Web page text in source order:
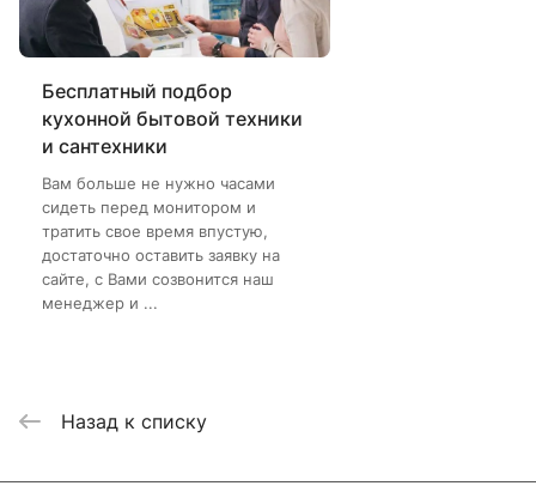
Бесплатный подбор
кухонной бытовой техники
и сантехники
Вам больше не нужно часами
сидеть перед монитором и
тратить свое время впустую,
достаточно оставить заявку на
сайте, с Вами созвонится наш
менеджер и ...
Назад к списку